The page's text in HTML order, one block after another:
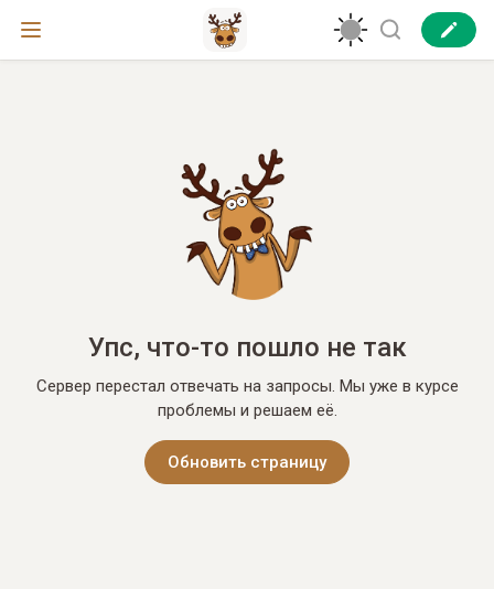
Упс, что-то пошло не так
Сервер перестал отвечать на запросы. Мы уже в курсе
проблемы и решаем её.
Обновить страницу